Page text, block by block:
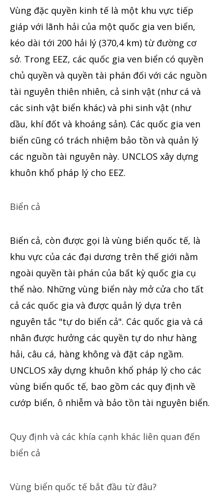
Vùng đặc quyền kinh tế là một khu vực tiếp
giáp với lãnh hải của một quốc gia ven biển,
kéo dài tới 200 hải lý (370,4 km) từ đường cơ
sở. Trong EEZ, các quốc gia ven biển có quyền
chủ quyền và quyền tài phán đối với các nguồn
tài nguyên thiên nhiên, cả sinh vật (như cá và
các sinh vật biển khác) và phi sinh vật (như
dầu, khí đốt và khoáng sản). Các quốc gia ven
biển cũng có trách nhiệm bảo tồn và quản lý
các nguồn tài nguyên này. UNCLOS xây dựng
khuôn khổ pháp lý cho EEZ.
Biển cả
Biển cả, còn được gọi là vùng biển quốc tế, là
khu vực của các đại dương trên thế giới nằm
ngoài quyền tài phán của bất kỳ quốc gia cụ
thể nào. Những vùng biển này mở cửa cho tất
cả các quốc gia và được quản lý dựa trên
nguyên tắc "tự do biển cả". Các quốc gia và cá
nhân được hưởng các quyền tự do như hàng
hải, câu cá, hàng không và đặt cáp ngầm.
UNCLOS xây dựng khuôn khổ pháp lý cho các
vùng biển quốc tế, bao gồm các quy định về
cướp biển, ô nhiễm và bảo tồn tài nguyên biển.
Quy định và các khía cạnh khác liên quan đến
biển cả
Vùng biển quốc tế bắt đầu từ đâu?